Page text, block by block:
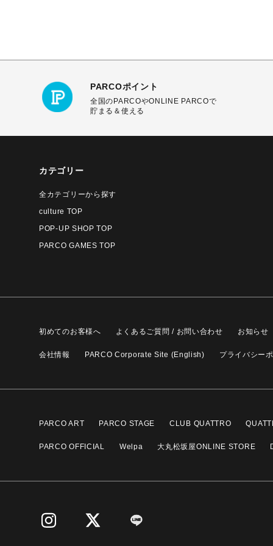
PARCOポイント
全国のPARCOやONLINE PARCOで
貯まる＆使える
カテゴリー
全カテゴリーから探す
culture TOP
POP-UP SHOP TOP
PARCO GAMES TOP
初めてのお客様へ よくあるご質問 / お問い合わせ お知らせ
会社情報 PARCO Corporate Site (English) プライバシー
PARCO ART PARCO STAGE CLUB QUATTRO
PARCO OFFICIAL Welpa 大丸松坂屋ONLINE STORE